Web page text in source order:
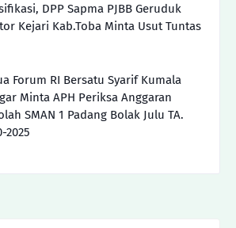
DPP Sapma PJBB Geruduk
Kejari Kab.Toba Minta Usut Tuntas
Forum RI Bersatu Syarif Kumala
Minta APH Periksa Anggaran
SMAN 1 Padang Bolak Julu TA.
2025